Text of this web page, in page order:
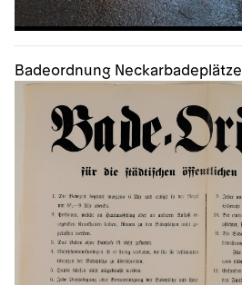
Badeordnung Neckarbadeplätze